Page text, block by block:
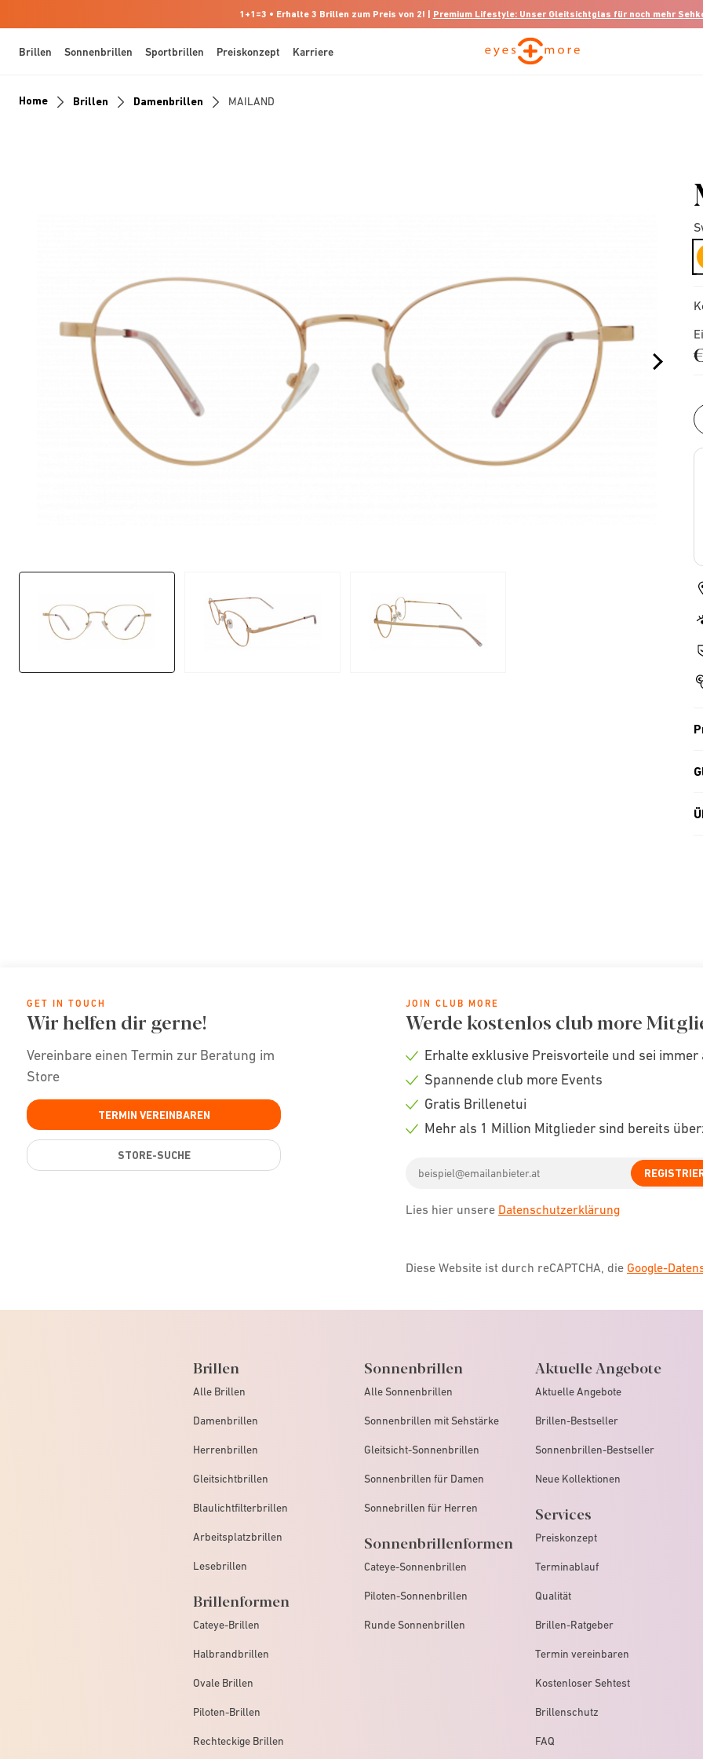
1+1=3 • Erhalte 3 Brillen zum Preis von 2! | Premium Lifestyle: Unser Gleitsichtglas für noch mehr
Brillen Sonnenbrillen Sportbrillen Preiskonzept Karriere
Home Brillen Damenbrillen MAILAND
GET IN TOUCH
Wir helfen dir gerne!
Vereinbare einen Termin zur Beratung im
Store
TERMIN VEREINBAREN
STORE-SUCHE
JOIN CLUB MORE
Werde kostenlos club more
Check
Erhalte exklusive Preisvorteile und sei
Check
Spannende club more Events
Check
Gratis Brillenetui
Mehr als 1 Million Mitglieder sind bereits
address
Lies hier unsere Datenschutzerklärung
Diese Website ist durch reCAPTCHA, die Google-
Brillen
Alle Brillen
Damenbrillen
Herrenbrillen
Gleitsichtbrillen
Blaulichtfilterbrillen
Arbeitsplatzbrillen
Lesebrillen
Brillenformen
Cateye-Brillen
Halbrandbrillen
Ovale Brillen
Piloten-Brillen
Rechteckige Brillen
Sonnenbrillen
Alle Sonnenbrillen
Sonnenbrillen mit Sehstärke
Gleitsicht-Sonnenbrillen
Sonnenbrillen für Damen
Sonnebrillen für Herren
Sonnenbrillenformen
Cateye-Sonnenbrillen
Piloten-Sonnenbrillen
Runde Sonnenbrillen
Aktuelle Angebote
Aktuelle Angebote
Brillen-Bestseller
Sonnenbrillen-Bestseller
Neue Kollektionen
Services
Preiskonzept
Terminablauf
Qualität
Brillen-Ratgeber
Termin vereinbaren
Kostenloser Sehtest
Brillenschutz
FAQ